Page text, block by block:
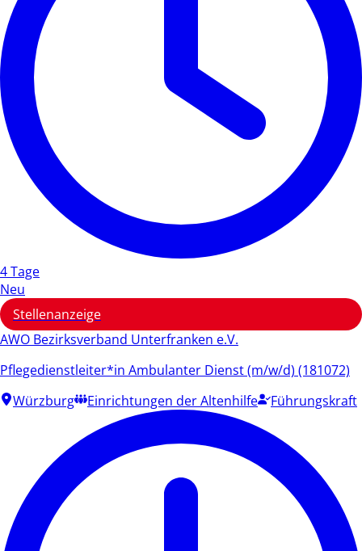
4 Tage
Neu
Stellenanzeige
AWO Bezirksverband Unterfranken e.V.
Pflegedienstleiter*in Ambulanter Dienst (m/w/d) (181072)
Würzburg
Einrichtungen der Altenhilfe Führungskraft